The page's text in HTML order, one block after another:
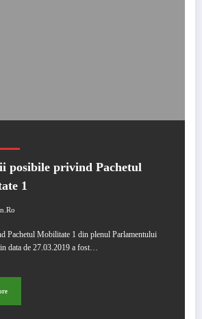
posibile privind Pachetul
1
Pachetul Mobilitate 1 din plenul Parlamentului
data de 27.03.2019 a fost…